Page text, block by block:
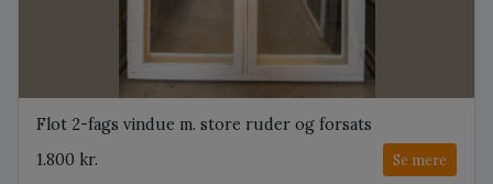
Flot 2-fags vindue m. store ruder og forsats
1.800 kr.
Se mere